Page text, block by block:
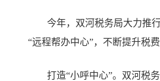
今年，双河税务局大力推
“远程帮办中心”，不断提升税
打造“小呼中心”。双河税